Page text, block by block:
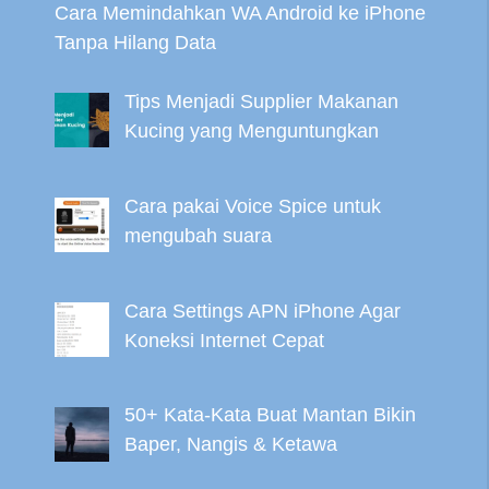
Cara Memindahkan WA Android ke iPhone
Tanpa Hilang Data
Tips Menjadi Supplier Makanan
Kucing yang Menguntungkan
Cara pakai Voice Spice untuk
mengubah suara
Cara Settings APN iPhone Agar
Koneksi Internet Cepat
50+ Kata-Kata Buat Mantan Bikin
Baper, Nangis & Ketawa